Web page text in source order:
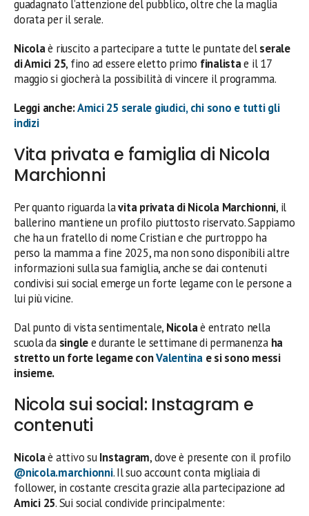
guadagnato l’attenzione del pubblico, oltre che la maglia
dorata per il serale.
Nicolaè riuscito a partecipare a tutte le puntate delserale
di Amici 25, fino ad essere eletto primo finalistae il 17
maggio si giocherà la possibilità di vincere il programma.
Leggi anche:Amici 25 serale giudici, chi sono e tutti gli
indizi
Vita privata e famiglia di Nicola
Marchionni
Per quanto riguarda lavita privata di Nicola Marchionni, il
ballerino mantiene un profilo piuttosto riservato. Sappiamo
che ha un fratello di nome Cristian e che purtroppo ha
perso la mamma a fine 2025, ma non sono disponibili altre
informazioni sulla sua famiglia, anche se dai contenuti
condivisi sui social emerge un forte legame con le persone a
lui più vicine.
Dal punto di vista sentimentale, Nicolaè entrato nella
scuola dasinglee durante le settimane di permanenzaha
stretto un forte legame conValentinae si sono messi
insieme.
Nicola sui social: Instagram e
contenuti
Nicolaè attivo suInstagram, dove è presente con il profilo
@nicola.marchionni. Il suo account conta migliaia di
follower, in costante crescita grazie alla partecipazione ad
Amici 25. Sui social condivide principalmente: